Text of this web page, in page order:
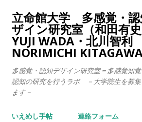
スキップしてメイン コンテン
立命館大学 多感覚・
ザイン研究室（和田有史
YUJI WADA・北川智利
NORIMICHI KITAGAWA
多感覚・認知デザイン研究室＝多感覚知
認知の研究を行うラボ －大学院生を募
ます－
いえめし手帖 連絡フォーム